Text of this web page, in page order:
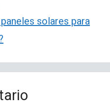
solares para